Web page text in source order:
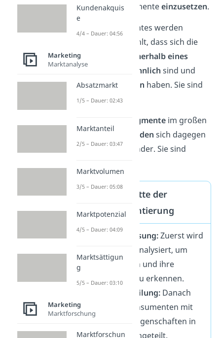
Marketinginstrumenteeinzusetzen.
Die Marktsegmentes werden
nämlich so gewählt, dass sich die
Konsumenten
innerhalb eines
Segments
ähnlich sind und
gleiche Interessen haben. Sie sind
also homogen.
einzelnen Segmenteim großen
Marktunterscheiden sich dagegen
deutlich voneinander. Sie sind
Die drei Schritte der
Marktsegmentierung
Markterfassung:Zuerst wird
der Markt analysiert, um
Zielgruppen und ihre
Merkmale zu erkennen.
Marktaufteilung:Danach
werden Konsumenten mit
ähnlichen Eigenschaften in
Gruppen eingeteilt.
Kundenakquis
e
4/4 – Dauer: 04:56
Marketing
Marktanalyse
Absatzmarkt
1/5 – Dauer: 02:43
Marktanteil
2/5 – Dauer: 03:47
Marktvolumen
3/5 – Dauer: 05:08
Marktpotenzial
4/5 – Dauer: 04:09
Marktsättigun
g
5/5 – Dauer: 03:10
Marketing
Marktforschung
Marktforschun